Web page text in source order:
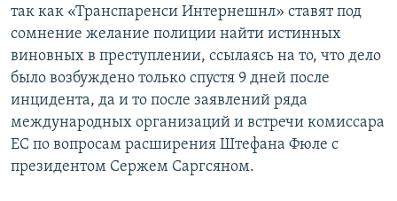
так как «Транспаренси Интернешнл» ставят под
сомнение желание полиции найти истинных
виновных в преступлении, ссылаясь на то, что дело
было возбуждено только спустя 9 дней после
инцидента, да и то после заявлений ряда
международных организаций и встречи комиссара
ЕС по вопросам расширения Штефана Фюле с
президентом Сержем Саргсяном.